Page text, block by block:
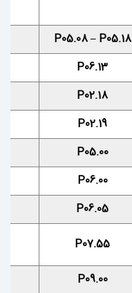
P05.08 – P05.18
P06.13
P02.18
P02.19
P05.00
P06.00
P06.05
P07.55
P09.00